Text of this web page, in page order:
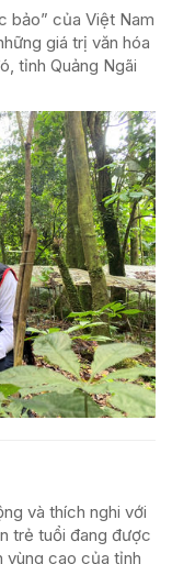
bảo” của Việt Nam
giá trị văn hóa
tỉnh Quảng Ngãi
và thích nghi với
trẻ tuổi đang được
vùng cao của tỉnh